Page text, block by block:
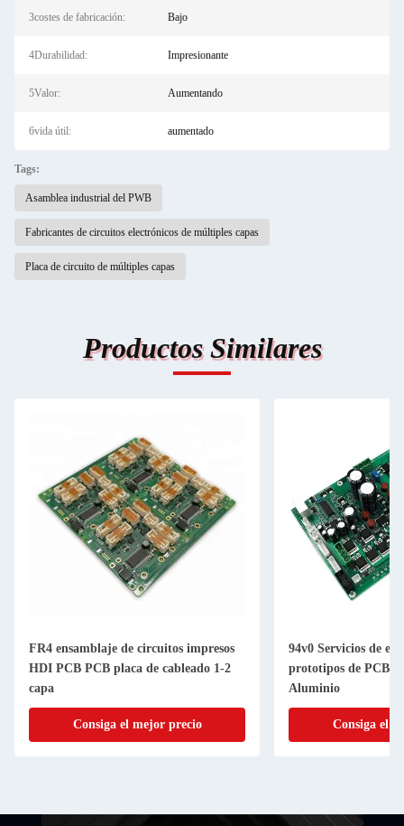
3costes de fabricación: Bajo
4Durabilidad: Impresionante
5Valor: Aumentando
6vida útil: aumentado
Tags:
Asamblea industrial del PWB
Fabricantes de circuitos electrónicos de múltiples capas
Placa de circuito de múltiples capas
Productos Similares
94v0 Servicios de ensamblaje de
prototipos de PCBA FR-4 FR4 TG170
Consiga el mejor precio
8 capas de
Prototipo
mm